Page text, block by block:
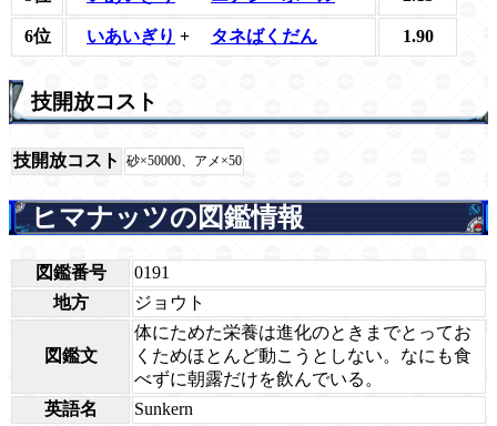
6位 いあいぎり + タネばくだん 1.90
技開放コスト
技開放コスト 砂×50000、アメ×50
ヒマナッツの図鑑情報
図鑑番号
0191
地方
ジョウト
図鑑文
体にためた栄養は進化のときまでとってお
くためほとんど動こうとしない。なにも食
べずに朝露だけを飲んでいる。
英語名
Sunkern